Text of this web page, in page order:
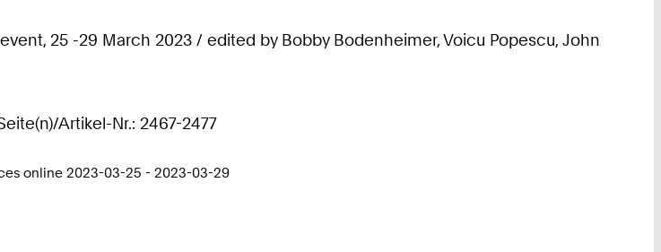
25 -29 March 2023 / edited by Bobby Bodenheimer, Voicu Popescu, John
Artikel-Nr.: 2467-2477
online 2023-03-25 - 2023-03-29